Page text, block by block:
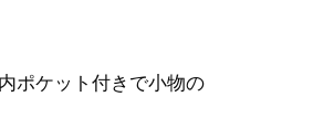
ポケット付きで小物の